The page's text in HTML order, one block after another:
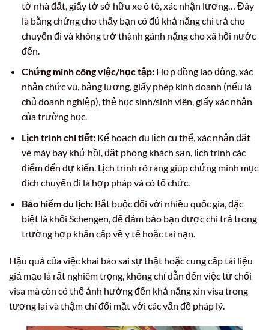
tờ nhà đất, giấy tờ sở hữu xe ô tô, xác nhận lương… Đây
là bằng chứng cho thấy bạn có đủ khả năng chi trả cho
chuyến đi và không trở thành gánh nặng cho xã hội nước
đến.
Chứng minh công việc/học tập:Hợp đồng lao động, xác
nhận chức vụ, bảng lương, giấy phép kinh doanh (nếu là
chủ doanh nghiệp), thẻ học sinh/sinh viên, giấy xác nhận
của trường học.
Lịch trình chi tiết:Kế hoạch du lịch cụ thể, xác nhận đặt
vé máy bay khứ hồi, đặt phòng khách sạn, lịch trình các
điểm đến dự kiến. Lịch trình rõ ràng giúp chứng minh mục
đích chuyến đi là hợp pháp và có tổ chức.
Bảo hiểm du lịch:Bắt buộc đối với nhiều quốc gia, đặc
biệt là khối Schengen, để đảm bảo bạn được chi trả trong
trường hợp khẩn cấp về y tế hoặc tai nạn.
Hậu quả của việc khai báo sai sự thật hoặc cung cấp tài liệu
giả mạo là rất nghiêm trọng, không chỉ dẫn đến việc từ chối
visa mà còn có thể ảnh hưởng đến khả năng xin visa trong
tương lai và thậm chí đối mặt với các vấn đề pháp lý.